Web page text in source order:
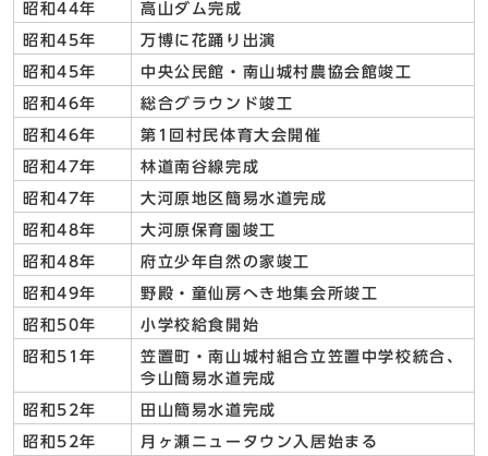
昭和44年 高山ダム完成
昭和45年 万博に花踊り出演
昭和45年 中央公民館・南山城村農協会館竣工
昭和46年 総合グラウンド竣工
昭和46年 第1回村民体育大会開催
昭和47年 林道南谷線完成
昭和47年 大河原地区簡易水道完成
昭和48年 大河原保育園竣工
昭和48年 府立少年自然の家竣工
昭和49年 野殿・童仙房へき地集会所竣工
昭和50年 小学校給食開始
昭和51年
笠置町・南山城村組合立笠置中学校統合、
今山簡易水道完成
昭和52年 田山簡易水道完成
昭和52年 月ヶ瀬ニュータウン入居始まる